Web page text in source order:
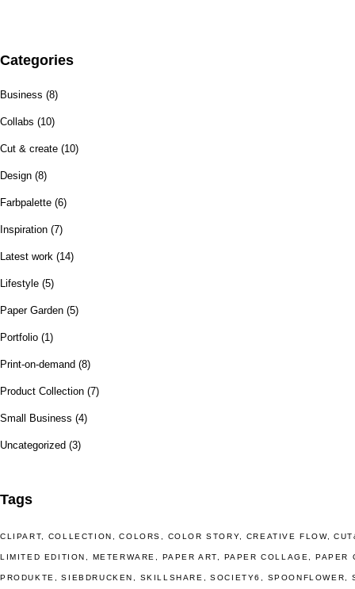
Categories
Business (8)
Collabs (10)
Cut & create (10)
Design (8)
Farbpalette (6)
Inspiration (7)
Latest work (14)
Lifestyle (5)
Paper Garden (5)
Portfolio (1)
Print-on-demand (8)
Product Collection (7)
Small Business (4)
Uncategorized (3)
Tags
CLIPART COLLECTION COLORS COLOR STORY CREATIVE FLOW
LIMITED EDITION METERWARE PAPER ART PAPER COLLAGE PAPER
PRODUKTE SIEBDRUCKEN SKILLSHARE SOCIETY6 SPOONFLOWER